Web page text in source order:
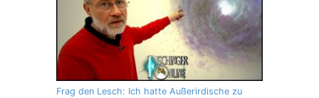
Frag den Lesch: Ich hatte Außerirdische zu